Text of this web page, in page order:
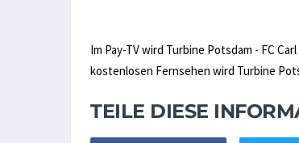
Im Pay-TV wird Turbine Potsdam - FC
kostenlosen Fernsehen wird Turbine
TEILE DIESE